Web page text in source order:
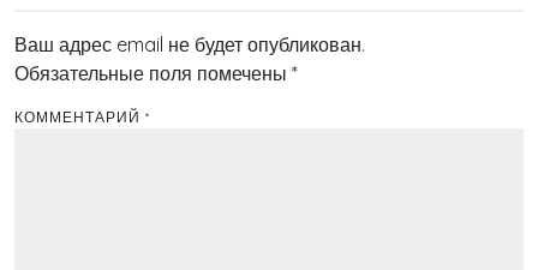
Ваш адрес email не будет опубликован.
Обязательные поля помечены *
КОММЕНТАРИЙ *